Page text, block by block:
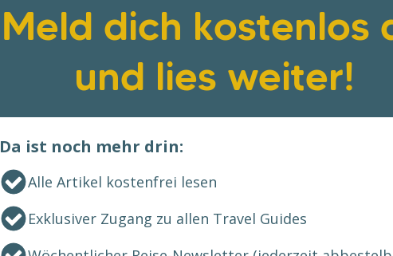
Meld dich kostenlos
und lies weiter!
Da ist noch mehr drin:
Alle Artikel kostenfrei lesen
Exklusiver Zugang zu allen Travel Guides